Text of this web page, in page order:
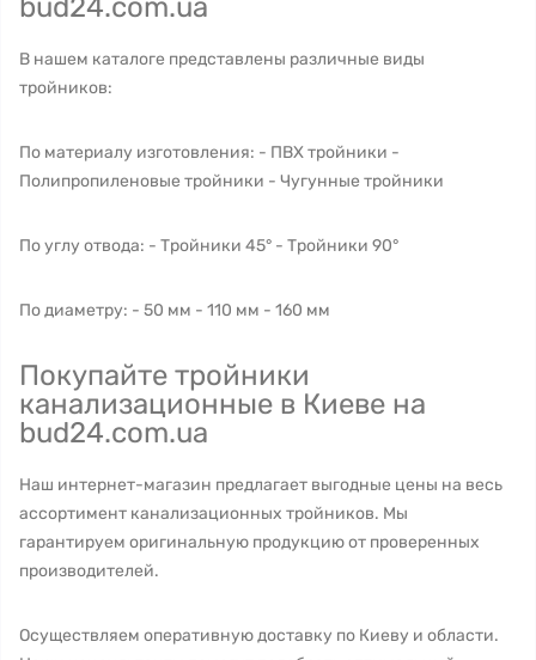
bud24.com.ua
В нашем каталоге представлены различные виды
тройников:
По материалу изготовления: - ПВХ тройники -
Полипропиленовые тройники - Чугунные тройники
По углу отвода: - Тройники 45° - Тройники 90°
По диаметру: - 50 мм - 110 мм - 160 мм
Покупайте тройники
канализационные в Киеве на
bud24.com.ua
Наш интернет-магазин предлагает выгодные цены на весь
ассортимент канализационных тройников. Мы
гарантируем оригинальную продукцию от проверенных
производителей.
Осуществляем оперативную доставку по Киеву и области.